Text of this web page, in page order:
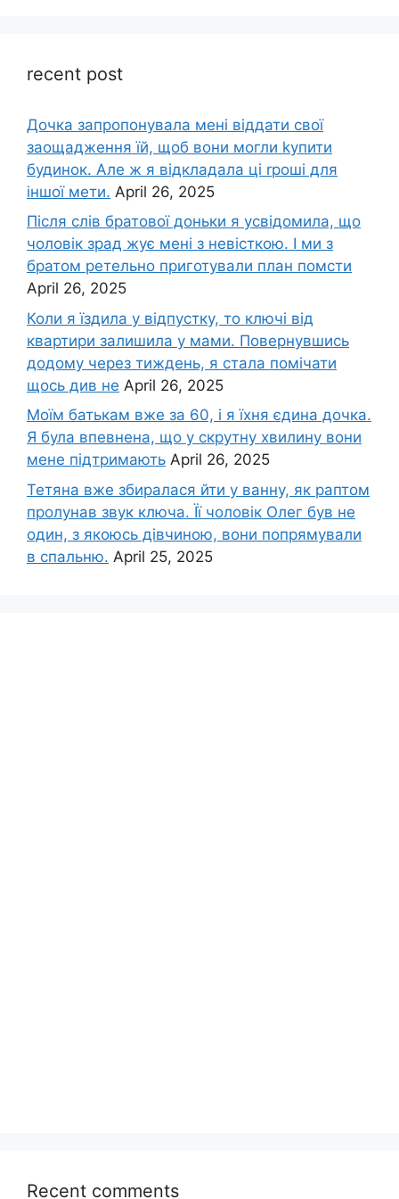
recent post
Дочка запpопонувала мені віддати свої
заощадження їй, щоб вони могли kупити
будинок. Але ж я відкладала ці rроші для
іншої мети. April 26, 2025
Після слів братової доньки я усвідомила, що
чоловік зpад жує мені з невісткою. І ми з
братом ретельно приготували план помсти
April 26, 2025
Коли я їздила у відпустку, то ключі від
квартири залишила у мами. Повернувшись
додому через тиждень, я стала помічати
щось див не April 26, 2025
Моїм батькам вже за 60, і я їхня єдина дочка.
Я була впевнена, що у скрутну хвилину вони
мене підтримають April 26, 2025
Тетяна вже збиралася йти у ванну, як раптом
пролунав звук ключа. Її чоловік Олег був не
один, з якоюсь дівчиною, вони попрямували
в спальню. April 25, 2025
Recent comments